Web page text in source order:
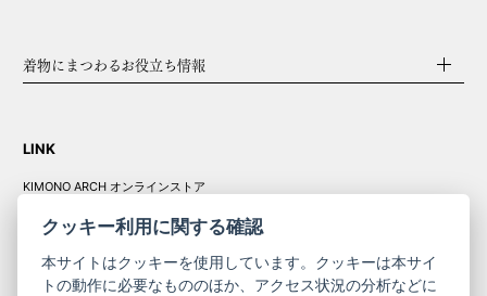
着物にまつわるお役立ち情報
LINK
KIMONO ARCH オンラインストア
クッキー利用に関する確認
本サイトはクッキーを使用しています。クッキーは本サイ
トの動作に必要なもののほか、アクセス状況の分析などに